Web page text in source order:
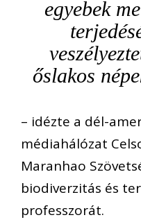
egyebek
őslakos
– idézte a dél-
médiahálózat
Maranhao
biodiverzitás és
professzorát.